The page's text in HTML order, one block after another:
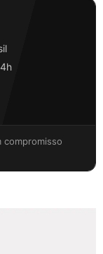
compromisso